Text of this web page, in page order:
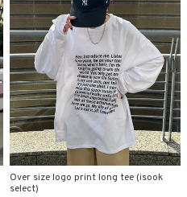
Over size logo print long tee (isook
select)